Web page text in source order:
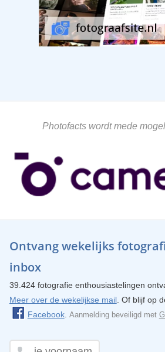
Photofacts wordt mede
Ontvang wekelijks
inbox
39.424 fotografie enthousiastelingen
Meer over de wekelijkse mail. Of blijf op
Facebook. Aanmelding beveiligd met